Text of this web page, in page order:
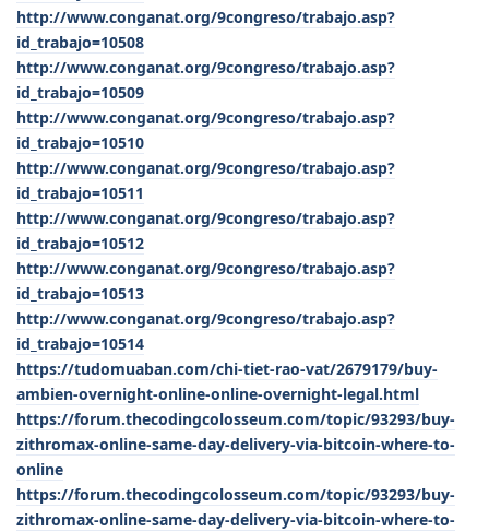
http://www.conganat.org/9congreso/trabajo.asp?
id_trabajo=10508
http://www.conganat.org/9congreso/trabajo.asp?
id_trabajo=10509
http://www.conganat.org/9congreso/trabajo.asp?
id_trabajo=10510
http://www.conganat.org/9congreso/trabajo.asp?
id_trabajo=10511
http://www.conganat.org/9congreso/trabajo.asp?
id_trabajo=10512
http://www.conganat.org/9congreso/trabajo.asp?
id_trabajo=10513
http://www.conganat.org/9congreso/trabajo.asp?
id_trabajo=10514
https://tudomuaban.com/chi-tiet-rao-vat/2679179/buy-
ambien-overnight-online-online-overnight-legal.html
https://forum.thecodingcolosseum.com/topic/93293/buy-
zithromax-online-same-day-delivery-via-bitcoin-where-to-
online
https://forum.thecodingcolosseum.com/topic/93293/buy-
zithromax-online-same-day-delivery-via-bitcoin-where-to-